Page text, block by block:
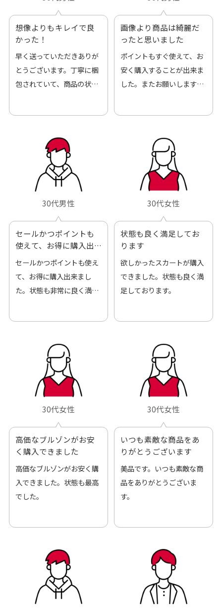
想像よりもキレイで良
かった！
早く送っていただきありが
とうございます。丁寧に梱
包されていて、商品の状態
画像より商品は綺麗だ
ったと思いました
ポイントもすぐ使えて、お
安く購入することが出来ま
した。またお願いします、
30代男性
セールかつポイントも
使えて、お得に購入出
来ました
セールかつポイントも使え
て、お得に購入出来まし
た。状態も非常に良く満足
30代女性
状態も良く満足してお
ります
欲しかったスカートが購入
できました。状態も良く満
足しております。
30代女性
高価なブルゾンがお安
く購入できました
高価なブルゾンがお安く購
入できました。状態も最高
でした。
30代女性
いつも素敵な商品をあ
りがとうございます
美品です。いつも素敵な商
品をありがとうございま
す。